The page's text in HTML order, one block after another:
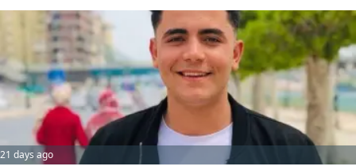
بمطاعم مؤمن. أتقن التسوية والتحضير والتجهيز والنظافة
21 days ago